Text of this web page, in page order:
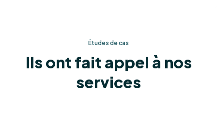
Études de cas
Ils ont fait appel à nos
services